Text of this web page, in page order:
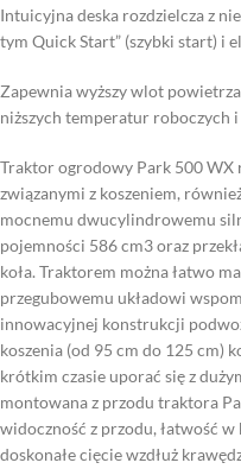
Intuicyjna deska rozdzielcza z
tym Quick Start” (szybki start) i
Zapewnia wyższy wlot
niższych temperatur roboczych i
Traktor ogrodowy Park 500 WX
związanymi z koszeniem,
mocnemu dwucylindrowemu
pojemności 586 cm3 oraz
koła. Traktorem można łatwo
przegubowemu układowi
innowacyjnej konstrukcji
koszenia (od 95 cm do 125 cm)
krótkim czasie uporać się z
montowana z przodu traktora
widoczność z przodu, łatwość
doskonałe cięcie wzdłuż